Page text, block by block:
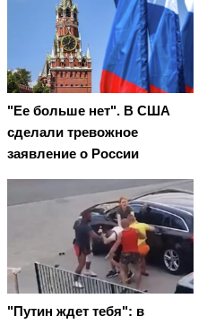
"Ее больше нет". В США
сделали тревожное
заявление о России
"Путин ждет тебя": в